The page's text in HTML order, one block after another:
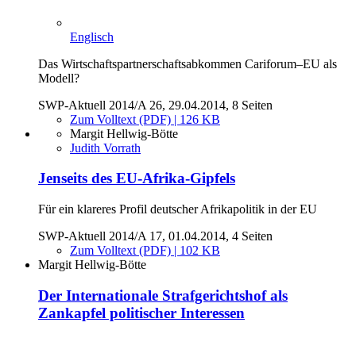
Englisch
Das Wirtschaftspartnerschaftsabkommen Cariforum–EU als
Modell?
SWP-Aktuell 2014/A 26, 29.04.2014, 8 Seiten
Zum Volltext (PDF) | 126 KB
Margit Hellwig-Bötte
Judith Vorrath
Jenseits des EU-Afrika-Gipfels
Für ein klareres Profil deutscher Afrikapolitik in der EU
SWP-Aktuell 2014/A 17, 01.04.2014, 4 Seiten
Zum Volltext (PDF) | 102 KB
Margit Hellwig-Bötte
Der Internationale Strafgerichtshof als
Zankapfel politischer Interessen